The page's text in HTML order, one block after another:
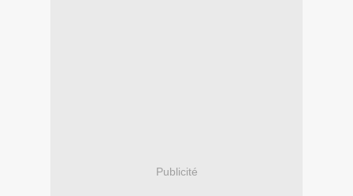
Publicité